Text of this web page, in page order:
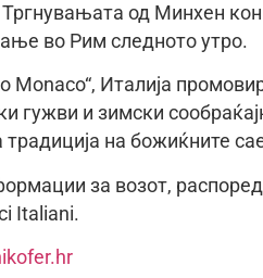
од Минхен
во Рим следното утро.
Monaco“, Италија
гужви и зимски
традиција на божиќните
за возот,
Italiani.